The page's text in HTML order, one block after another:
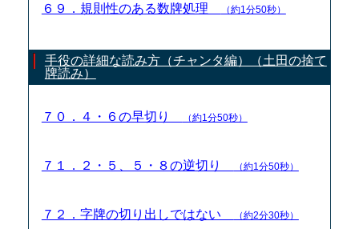
６９．規則性のある数牌処理 （約1分50秒）
手役の詳細な読み方（チャンタ編）（土田の捨て
牌読み）
７０．４・６の早切り （約1分50秒）
７１．２・５、５・８の逆切り （約1分50秒）
７２．字牌の切り出しではない （約2分30秒）